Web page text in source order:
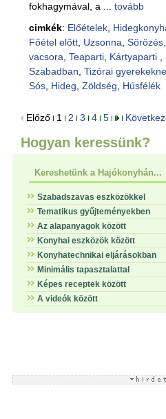
fokhagymával, a ... tovább
cimkék: Előételek,
Főétel előtt, Uzsonna
vacsora Teaparti, Kártyaparti
Szabadban Tizórai
Sós, Hideg Zöldség Húsfélék
Előző 1 2 3 4 5
Hogyan keressünk?
Kereshetünk a Hajókonyhán...
Szabadszavas eszközökkel
Tematikus gyűjteményekben
Az alapanyagok között
Konyhai eszközök között
Konyhatechnikai eljárásokban
Minimális tapasztalattal
Képes receptek között
A videók között